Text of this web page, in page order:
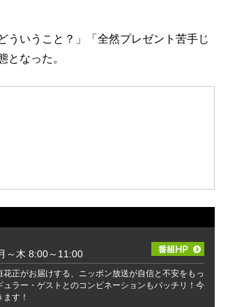
ういうこと？」「全然プレゼント苦手じ
となった。
～木 8:00～11:00
正がお届けする、ニッポン放送が自信と不安をもっ
ラー・ゲストとのコンビネーションもバッチリ！今
す！